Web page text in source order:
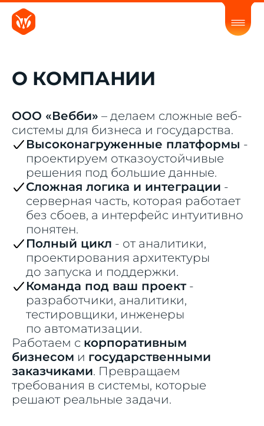
О КОМПАНИИ
ООО «Вебби» – делаем сложные веб-
системы для бизнеса и государства.
Высоконагруженные платформы -
проектируем отказоустойчивые
решения под большие данные.
Сложная логика и интеграции -
серверная часть, которая работает
без сбоев, а интерфейс интуитивно
понятен.
Полный цикл - от аналитики,
проектирования архитектуры
до запуска и поддержки.
Команда под ваш проект-
разработчики, аналитики,
тестировщики, инженеры
по автоматизации.
Работаем с корпоративным
бизнесом и государственными
заказчиками. Превращаем
требования в системы, которые
решают реальные задачи.